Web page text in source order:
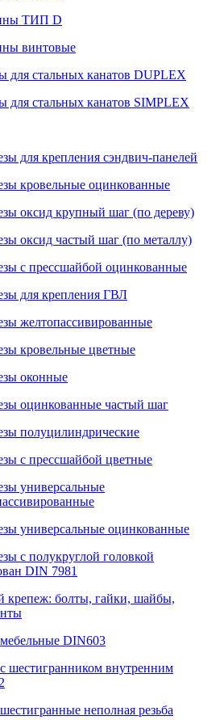
ТИП D
винтовые
для стальных канатов DUPLEX
для стальных канатов SIMPLEX
для крепления сэндвич-панелей
кровельные оцинкованные
оксид крупный шаг (по дереву)
оксид частый шаг (по металлу)
с прессшайбой оцинкованные
для крепления ГВЛ
желтопассивированные
кровельные цветные
оконные
оцинкованные частый шаг
полуцилиндрические
с прессшайбой цветные
универсальные
универсальные оцинкованные
с полукруглой головкой
DIN 7981
крепеж: болты, гайки, шайбы,
DIN603
шестигранником внутренним
неполная резьба